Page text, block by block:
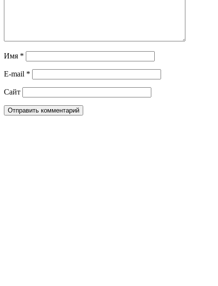
Имя *
E-mail *
Сайт